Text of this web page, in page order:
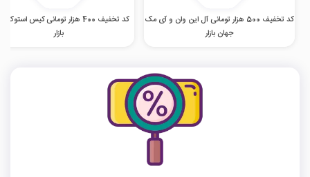
کد تخفیف 500 هزار تومانی آل این وان و آی مک
جهان بازار
کد تخفیف 400 هزار تومانی کیس
بازار